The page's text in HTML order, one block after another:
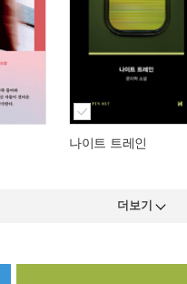
나이트 트레인
더보기